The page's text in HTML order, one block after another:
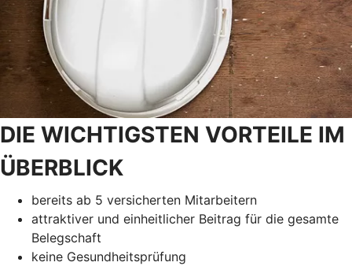
DIE WICHTIGSTEN VORTEILE IM
ÜBERBLICK
bereits ab 5 versicherten Mitarbeitern
attraktiver und einheitlicher Beitrag für die gesamte
Belegschaft
keine Gesundheitsprüfung